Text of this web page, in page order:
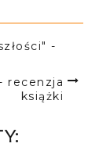
-
recenzja
książki